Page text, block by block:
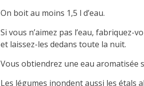
On boit au moins 1,5 l d’eau.
Si vous n’aimez pas l’eau, fabriquez-
et laissez-les dedans toute la nuit.
Vous obtiendrez une eau aromatisée
Les légumes inondent aussi les étals